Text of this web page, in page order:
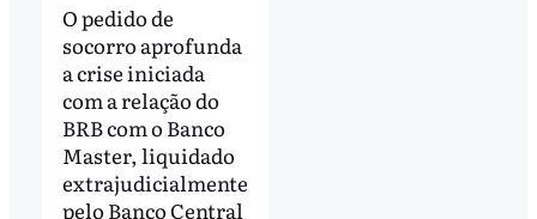
O pedido de
socorro aprofunda
a crise iniciada
com a relação do
BRB com o Banco
Master, liquidado
extrajudicialmente
pelo Banco Central